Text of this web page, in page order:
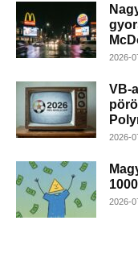
2026-
VB-
2026-
2026-